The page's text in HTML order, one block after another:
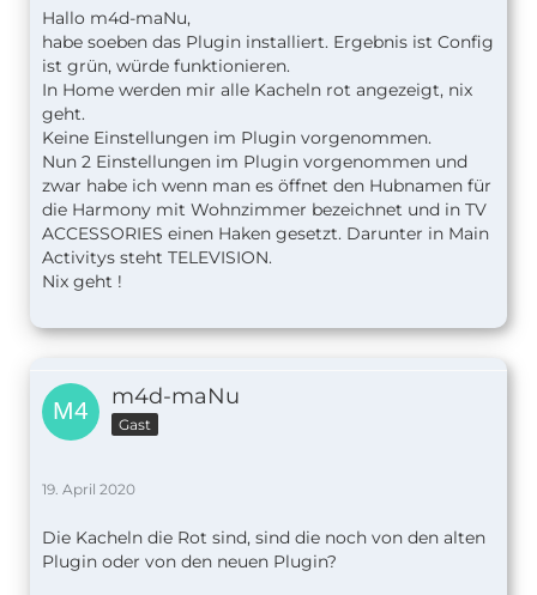
Hallo m4d-maNu,
habe soeben das Plugin installiert. Ergebnis ist Config
ist grün, würde funktionieren.
In Home werden mir alle Kacheln rot angezeigt, nix
geht.
Keine Einstellungen im Plugin vorgenommen.
Nun 2 Einstellungen im Plugin vorgenommen und
zwar habe ich wenn man es öffnet den Hubnamen für
die Harmony mit Wohnzimmer bezeichnet und in TV
ACCESSORIES einen Haken gesetzt. Darunter in Main
Activitys steht TELEVISION.
Nix geht !
m4d-maNu
Gast
19. April 2020
Die Kacheln die Rot sind, sind die noch von den alten
Plugin oder von den neuen Plugin?